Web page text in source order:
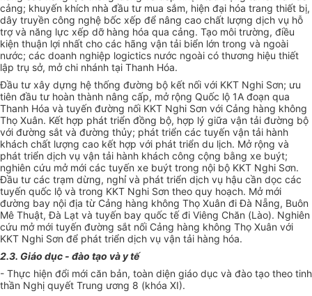
cảng; khuyến khích nhà đầu tư mua sắm, hiện đại hóa trang thiết bị,
dây truyền công nghệ bốc xếp để nâng cao chất lượng dịch vụ hỗ
trợvà năng lực xếp dỡ hàng hóa qua cảng. Tạo môi trường, điều
kiện thuận lợi nhất cho các hãng vận tải biển lớn trong và ngoài
nước; các doanh nghiệp logictics nước ngoài có thương hiệu thiết
lập trụ sở, mở chi nhánh tại Thanh Hóa.
Đầu tư xây dựng hệ thống đường bộ kết nối với KKT Nghi Sơn; ưu
tiên đầu tư hoàn thành nâng cấp, mở rộng Quốc lộ 1A đoạn qua
Thanh Hóa và tuyến đường nối KKT Nghi Sơn với Cảng hàng không
Thọ Xuân. Kết hợp phát triển đồng bộ, hợp lý giữa vận tải đường bộ
với đường sắt và đường thủy; phát triển các tuyến vận tải hành
khách chất lượng cao kết hợp với phát triển du lịch. Mở rộng và
phát triển dịch vụ vận tải hành khách công cộng bằng xe buýt;
nghiên cứu mở mới các tuyến xe buýt trong nội bộ KKT Nghi Sơn.
Đầu tư các trạm dừng, nghỉ và phát triển dịch vụ hậu cần dọc các
tuyến quốc lộ và trong KKT Nghi Sơn theo quy hoạch. Mở mới
đường bay nội địa từ Cảng hàng không Thọ Xuân đi Đà Nẵng, Buôn
Mê Thuật, Đà Lạt và tuyến bay quốc tế đi Viêng Chăn (Lào). Nghiên
cứu mở mới tuyến đường sắt nối Cảng hàng không Thọ Xuân với
KKT Nghi Sơn để phát triển dịch vụ vận tải hàng hóa.
2.3. Giáo dục - đào tạo và y tế
- Thực hiện đổi mới căn bản, toàn diện giáo dục và đào tạo theo tinh
thần Nghị quyết Trung ương 8 (khóa XI).